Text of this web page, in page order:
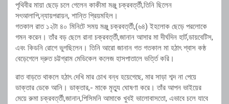
পৃথিবীর মায়া ছেড়ে চলে গেলেন কাকীমা মঞ্জু চক্রবর্ত্তী,তিনি ছিলেন
সৎআলাপি,ন্যায়পরায়ন, শান্তি প্রিয়মহিল।
গতকাল রাত ১২টা ৪০ মিনিটে সময় মঞ্জু চক্রবর্ত্তী,(৬৪) ইহলোক ছেড়ে পরলোকে
গমন করেন। তাঁর বড় ছেলে রানা চক্রবর্ত্তী,জানান আসার মা দীর্ঘদিন হার্ট,ডায়বেটিস,
এবং কিডনি রোগে ভুগছিলেন। তিনি আরো জানান গত গতকাল মা হঠাৎ শ্বাস কষ্ঠ
বেড়েগেলে দ্রুত চট্টগ্রাম মেডিকেল কলেজ হাসপাতালে ভর্ত্তি করি।
রাত বাড়তে থাকলে হঠাৎ দেখি মার চোখ বন্ধ হয়েগেছে, মার সাড়া শব্দ না পেয়ে
ডাক্তার ডেকে আনি। ডাক্তার,- মাকে মৃত্যু ঘোষণা করে। তাঁর আপন ভাইয়ের
মেয়ে রুমা চক্রবর্ত্তী,জানান,পিসিমনি আমাকে খুবই ভালোবাসতো, এভাবে চলে যাবে